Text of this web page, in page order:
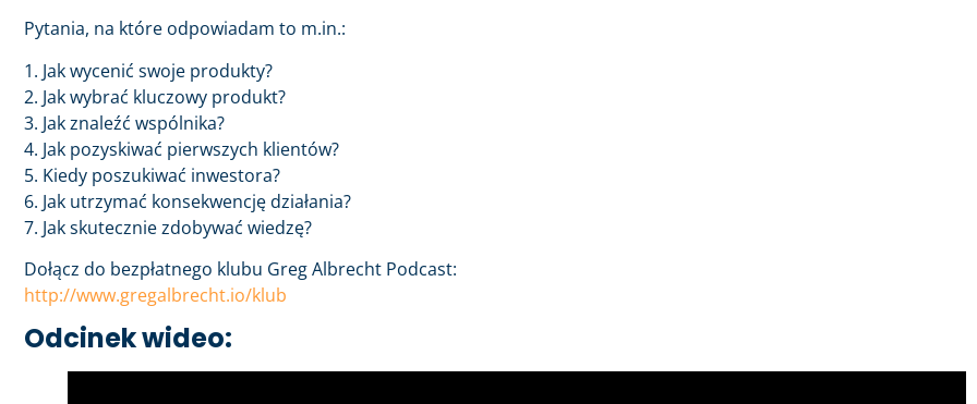
Pytania, na które odpowiadam to m.in.:
1. Jak wycenić swoje produkty?
2. Jak wybrać kluczowy produkt?
3. Jak znaleźć wspólnika?
4. Jak pozyskiwać pierwszych klientów?
5. Kiedy poszukiwać inwestora?
6. Jak utrzymać konsekwencję działania?
7. Jak skutecznie zdobywać wiedzę?
Dołącz do bezpłatnego klubu Greg Albrecht Podcast:
http://www.gregalbrecht.io/klub
Odcinek wideo: